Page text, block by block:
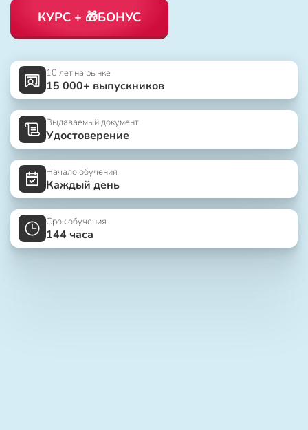
КУРС + 🎁БОНУС
10 лет на рынке
15 000+ выпускников
Выдаваемый документ
Удостоверение
Начало обучения
Каждый день
Срок обучения
144 часа